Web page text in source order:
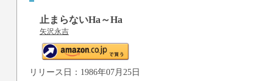
止まらないHa～Ha
矢沢永吉
リリース日：1986年07月25日